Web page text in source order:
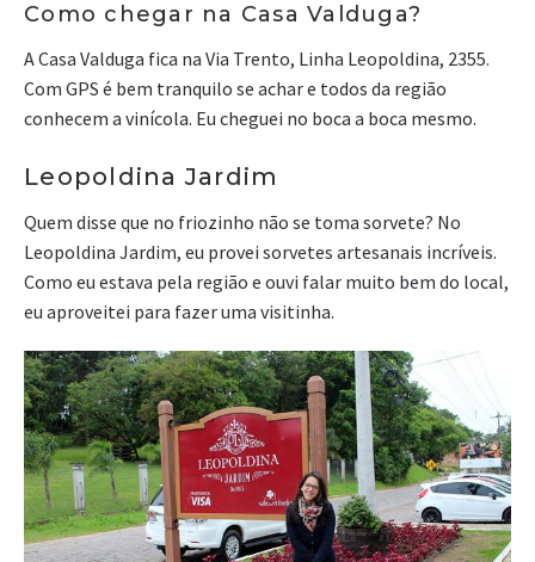
Como chegar na Casa Valduga?
A Casa Valduga fica na Via Trento, Linha Leopoldina, 2355.
Com GPS é bem tranquilo se achar e todos da região
conhecem a vinícola. Eu cheguei no boca a boca mesmo.
Leopoldina Jardim
Quem disse que no friozinho não se toma sorvete? No
Leopoldina Jardim, eu provei sorvetes artesanais incríveis.
Como eu estava pela região e ouvi falar muito bem do local,
eu aproveitei para fazer uma visitinha.